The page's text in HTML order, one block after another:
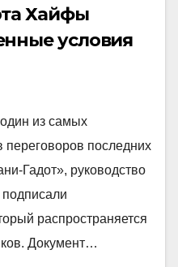
Хайфы
условия
из самых
последних
Гадот», руководство
распространяется
Документ…